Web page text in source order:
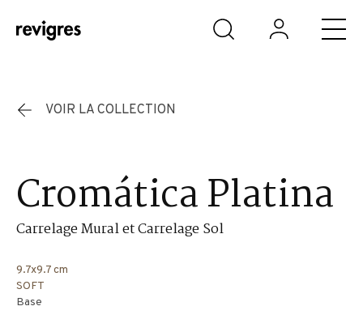
Aller au contenu principal
VOIR LA COLLECTION
Cromática Platina
Carrelage Mural et Carrelage Sol
9.7x9.7 cm
SOFT
Base